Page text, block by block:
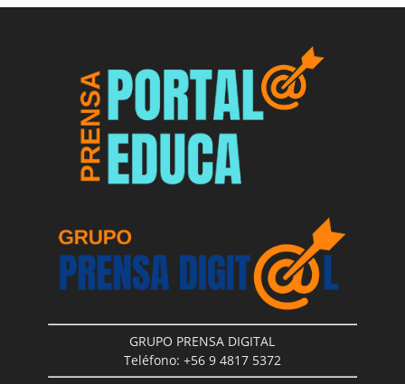
GRUPO PRENSA DIGITAL
Teléfono: +56 9 4817 5372